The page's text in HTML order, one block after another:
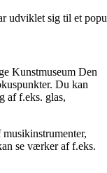
udviklet sig til et
Kunstmuseum Den
Du kan
af f.eks. glas,
se værker af f.eks.